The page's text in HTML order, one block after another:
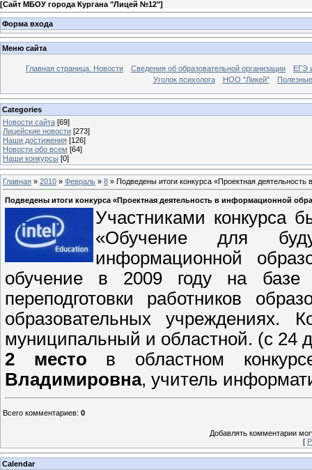
[Сайт МБОУ города Кургана "Лицей №12"]
Форма входа
Меню сайта
Главная страница. Новости Сведения об образовательной организации
ЕГЭ
Уголок психолога
НОО "Ликей"
Categories
Новости сайта [69]
Лицейские новости [273]
Наши достижения [126]
Новости обо всем [64]
Наши конкурсы [0]
Главная » 2010 » Февраль » 8 » Подведены итоги конкурса «Проектная
Подведены итоги конкурса «Проектная деятельность в информационной
Участниками конкурса
«Обучение для
информационной
обучение в 2009 году на базе
переподготовки работников
образовательных учреждениях.
муниципальный и областной. (с 24
2 место в областном
Владимировна, учитель
Всего комментариев: 0
Добавлять комментарии
[
Calendar